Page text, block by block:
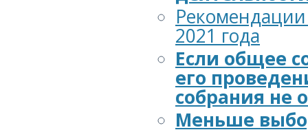
2021 года
Если общее
его
собрания не
Меньше